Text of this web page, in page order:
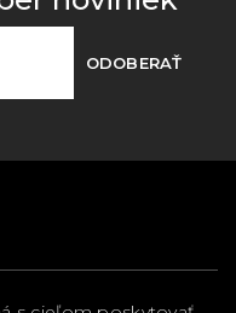
ODOBERAŤ